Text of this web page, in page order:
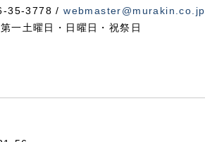
35-3778 /webmaster@murakin.co.jp
一土曜日・日曜日・祝祭日